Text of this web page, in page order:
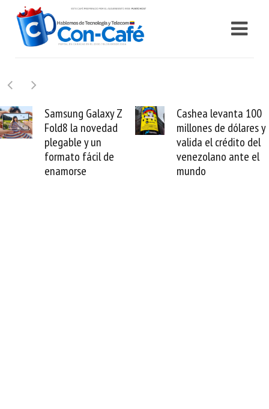
Cashea levanta 100
millones de dólares y
valida el crédito del
venezolano ante el
mundo
El buque Wave
Sentinel
reparación del
cable de Cirion